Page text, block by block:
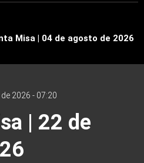
Misa | 04 de agosto de 2026
2026 - 07:20
| 22 de